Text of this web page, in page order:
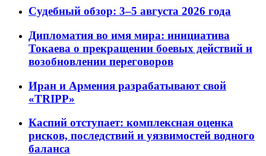
Судебный обзор: 3–5 августа 2026 года
Дипломатия во имя мира: инициатива
Токаева о прекращении боевых действий и
возобновлении переговоров
Иран и Армения разрабатывают свой
«TRIPP»
Каспий отступает: комплексная оценка
рисков, последствий и уязвимостей водного
баланса